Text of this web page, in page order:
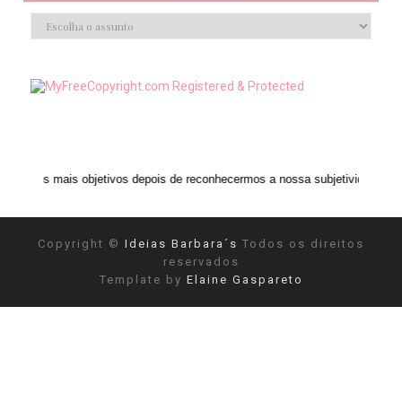
objetivos depois de reconhecermos a nossa subjetividade." ANAIS NIN
Copyright © Ideias Barbara´s Todos os direitos
reservados
Template by Elaine Gaspareto